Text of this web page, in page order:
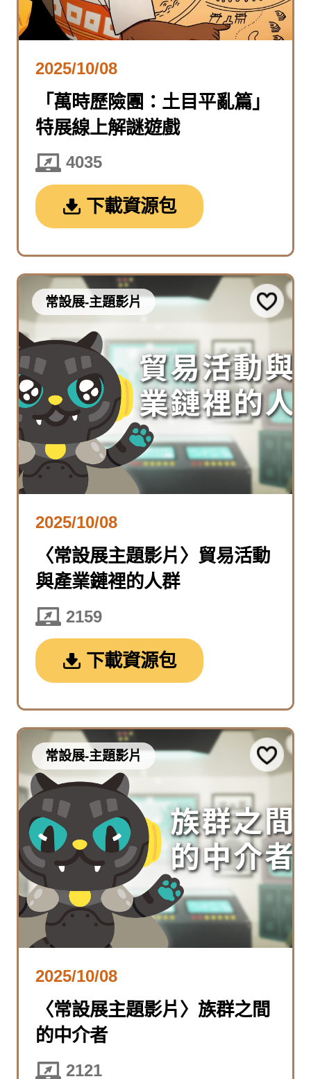
2025/10/08
「萬時歷險團：土目平亂篇」
特展線上解謎遊戲
4035
下載資源包
常設展-主題影片
2025/10/08
〈常設展主題影片〉貿易活動
與產業鏈裡的人群
2159
下載資源包
常設展-主題影片
2025/10/08
〈常設展主題影片〉族群之間
的中介者
2121